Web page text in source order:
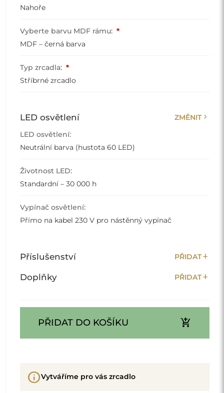
Nahoře
Vyberte barvu MDF rámu: *
MDF – černá barva
Typ zrcadla: *
Stříbrné zrcadlo
LED osvětlení ZMĚNITchevron_right
LED osvětlení:
Neutrální barva (hustota 60 LED)
Životnost LED:
Standardní – 30 000 h
Vypínač osvětlení:
Přímo na kabel 230 V pro nástěnný vypínač
Příslušenství PŘIDATadd
Doplňky PŘIDATadd
PŘIDAT DO KOŠÍKU add_shopping_cart
infoVytváříme pro vás zrcadlo